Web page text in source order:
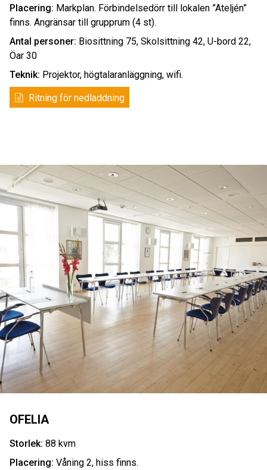
Placering: Markplan. Förbindelsedörr till lokalen ”Ateljén”
finns. Angränsar till grupprum (4 st).
Antal personer: Biosittning 75, Skolsittning 42, U-bord 22,
Öar 30
Teknik: Projektor, högtalaranläggning, wifi.
Ritning för nedladdning
OFELIA
Storlek: 88 kvm
Placering: Våning 2, hiss finns.